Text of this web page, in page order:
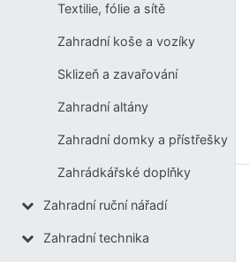
Textilie, fólie a sítě
Zahradní koše a vozíky
Sklizeň a zavařování
Zahradní altány
Zahradní domky a přístřešky
Zahrádkářské doplňky
Zahradní ruční nářadí
Zahradní technika